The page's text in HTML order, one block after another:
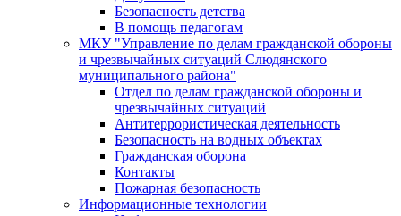
Безопасность детства
В помощь педагогам
МКУ "Управление по делам гражданской обороны
и чрезвычайных ситуаций Слюдянского
муниципального района"
Отдел по делам гражданской обороны и
чрезвычайных ситуаций
Антитеррористическая деятельность
Безопасность на водных объектах
Гражданская оборона
Контакты
Пожарная безопасность
Информационные технологии